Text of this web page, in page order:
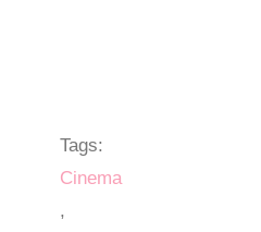
Tags:
Cinema
,